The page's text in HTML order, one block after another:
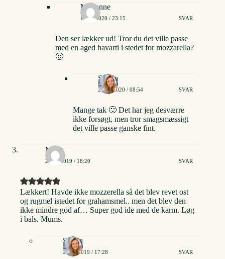
Marianne
19/02/2020 / 23:15 SVAR
Den ser lækker ud! Tror du det ville passe
med en aged havarti i stedet for mozzarella?
🙂
Stinna
20/02/2020 / 08:54 SVAR
Mange tak 🙂 Det har jeg desværre
ikke forsøgt, men tror smagsmæssigt
det ville passe ganske fint.
Maria
28/09/2019 / 18:20 SVAR
Lækkert! Havde ikke mozzerella så det blev revet ost
og rugmel istedet for grahamsmel.. men det blev den
ikke mindre god af… Super god ide med de karm. Løg
i bals. Mums.
Stinna
29/09/2019 / 17:28 SVAR